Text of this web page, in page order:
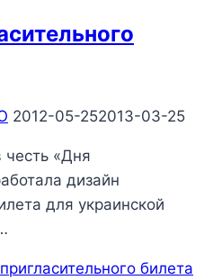
2012-05-252013-03-25
«Дня
дизайн
для украинской
билета